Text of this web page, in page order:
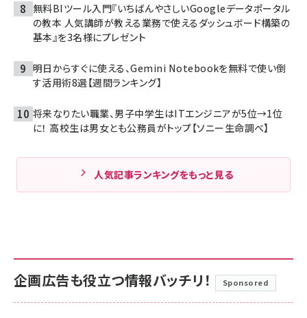
無料BIツール入門『いちばんやさしいGoogleデータポータル
の教本 人気講師が教える業務で使えるダッシュボード構築の
基本』を3名様にプレゼント
明日からすぐに使える、Gemini Notebookを無料で使い倒
す活用術8選【週間ランキング】
将来なりたい職業、男子中学生はITエンジニアが5位→1位
に！ 高校生は男女とも公務員がトップ【ソニー生命調べ】
人気記事ランキングをもっと見る
企画広告も役立つ情報バッチリ！ Sponsored